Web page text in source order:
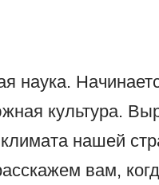
культура.
нашей
вам,